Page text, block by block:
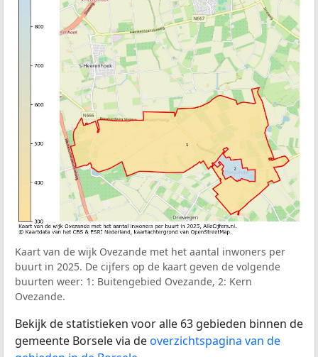
Kaart van de wijk Ovezande met het aantal inwoners per
buurt in 2025. De cijfers op de kaart geven de volgende
buurten weer: 1: Buitengebied Ovezande, 2: Kern
Ovezande.
Bekijk de statistieken voor alle 63 gebieden binnen de
gemeente Borsele via deoverzichtspagina van de